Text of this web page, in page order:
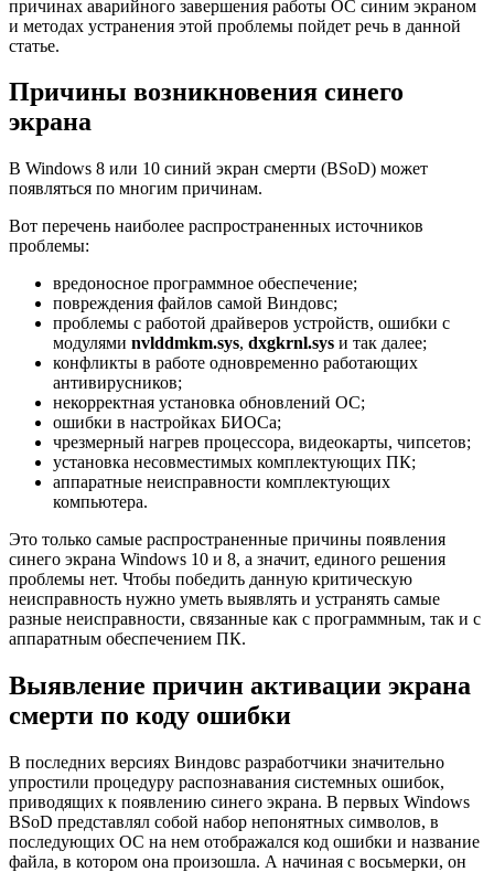
причинах аварийного завершения работы ОС синим экраном
и методах устранения этой проблемы пойдет речь в данной
статье.
Причины возникновения синего
экрана
В Windows 8 или 10 синий экран смерти (BSoD) может
появляться по многим причинам.
Вот перечень наиболее распространенных источников
проблемы:
вредоносное программное обеспечение;
повреждения файлов самой Виндовс;
проблемы с работой драйверов устройств, ошибки с
модулями nvlddmkm.sys, dxgkrnl.sys и так далее;
конфликты в работе одновременно работающих
антивирусников;
некорректная установка обновлений ОС;
ошибки в настройках БИОСа;
чрезмерный нагрев процессора, видеокарты, чипсетов;
установка несовместимых комплектующих ПК;
аппаратные неисправности комплектующих
компьютера.
Это только самые распространенные причины появления
синего экрана Windows 10 и 8, а значит, единого решения
проблемы нет. Чтобы победить данную критическую
неисправность нужно уметь выявлять и устранять самые
разные неисправности, связанные как с программным, так и с
аппаратным обеспечением ПК.
Выявление причин активации экрана
смерти по коду ошибки
В последних версиях Виндовс разработчики значительно
упростили процедуру распознавания системных ошибок,
приводящих к появлению синего экрана. В первых Windows
BSoD представлял собой набор непонятных символов, в
последующих ОС на нем отображался код ошибки и название
файла, в котором она произошла. А начиная с восьмерки, он